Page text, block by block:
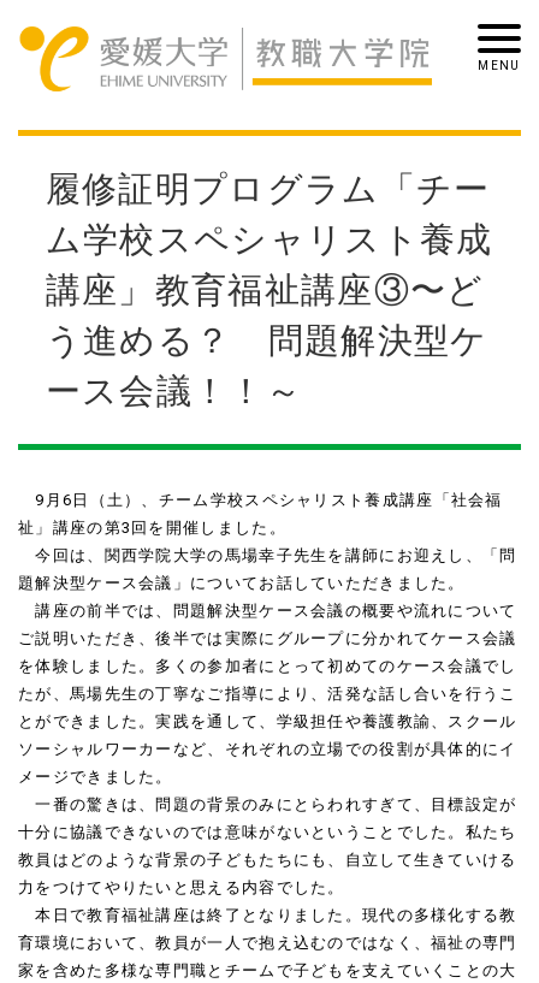
履修証明プログラム「チー
ム学校スペシャリスト養成
講座」教育福祉講座③〜ど
う進める？ 問題解決型ケ
ース会議！！～
9月 6 日（土）、チーム学校スペシャリスト養成講座「社会福
祉」講座の第3 回を開催しました。
今回は、関西学院大学の馬場幸子先生を講師にお迎えし、「問
題解決型ケース会議」についてお話していただきました。
講座の前半では、問題解決型ケース会議の概要や流れについて
ご説明いただき、後半では実際にグループに分かれてケース会議
を体験しました。多くの参加者にとって初めてのケース会議でし
たが、馬場先生の丁寧なご指導により、活発な話し合いを行うこ
とができました。実践を通して、学級担任や養護教諭、スクール
ソーシャルワーカーなど、それぞれの立場での役割が具体的にイ
メージできました。
一番の驚きは、問題の背景のみにとらわれすぎて、目標設定が
十分に協議できないのでは意味がないということでした。私たち
教員はどのような背景の子どもたちにも、自立して生きていける
力をつけてやりたいと思える内容でした。
本日で教育福祉講座は終了となりました。現代の多様化する教
育環境において、教員が一人で抱え込むのではなく、福祉の専門
家を含めた多様な専門職とチームで子どもを支えていくことの大